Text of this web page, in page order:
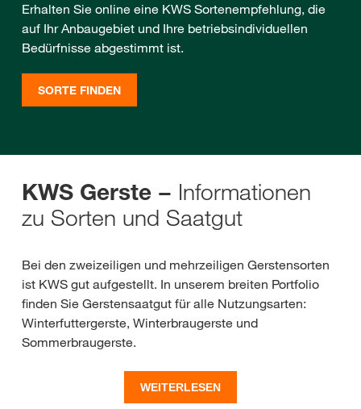
Erhalten Sie online eine KWS Sortenempfehlung, die
auf Ihr Anbaugebiet und Ihre betriebsindividuellen
Bedürfnisse abgestimmt ist.
SORTE FINDEN
KWS Gerste − Informationen
zu Sorten und Saatgut
Bei den zweizeiligen und mehrzeiligen Gerstensorten
ist KWS gut aufgestellt. In unserem breiten Portfolio
finden Sie Gerstensaatgut für alle Nutzungsarten:
Winterfuttergerste, Winterbraugerste und
Sommerbraugerste.
Die Zuchtziele sind Höchstertrag, die Verbesserung
der Blattgesundheit, wie die Anfälligkeit gegenüber
WEITERLESEN